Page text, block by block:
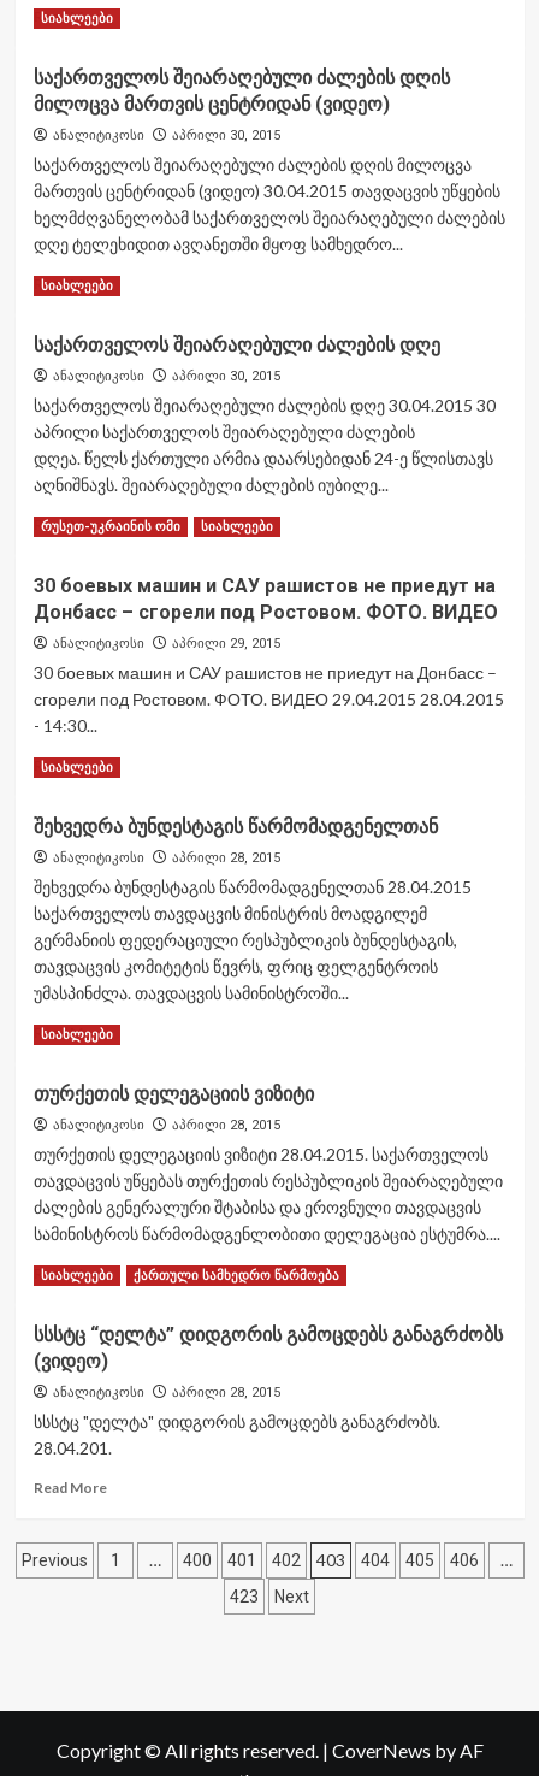
5
მობილური საზენიტო სარაკეტო
კომპლექსები
რუსეთ-უკრაინის ომი
პენტაგონმა ირანის წინააღმდეგ
თავისი „Patriot“ რაკეტების მარაგის
თითქმის ორი მესამედი გამოიყენა
24
შვეულფრნების
ჩამოსაგდებად
Read MoreRead
საქართველოს
შეიარაღებული
ძალების
სიახლეები
საქართველოს შეიარაღებული ძალების დღის
მილოცვა მართვის ცენტრიდან (ვიდეო)
ანალიტიკოსი აპრილი 30, 2015
საქართველოს შეიარაღებული ძალების დღის მილოცვა
მართვის ცენტრიდან (ვიდეო) 30.04.2015 თავდაცვის უწყების
ხელმძღვანელობამ საქართველოს შეიარაღებული ძალების
დღე ტელეხიდით ავღანეთში მყოფ სამხედრო...
Read MoreRead
საქართველოს
შეიარაღებული
ძალების
დღის
მილოცვა
მართვის
ცენტრიდან
სიახლეები
საქართველოს შეიარაღებული ძალების დღე
ანალიტიკოსი აპრილი 30, 2015
საქართველოს შეიარაღებული ძალების დღე 30.04.2015 30
აპრილი საქართველოს შეიარაღებული ძალების
დღეა. წელს ქართული არმია დაარსებიდან 24-ე წლისთავს
აღნიშნავს. შეიარაღებული ძალების იუბილე...
Read MoreRead
საქართველოს
შეიარაღებული
ძალების
რუსეთ-უკრაინის ომი სიახლეები
30 боевых машин и САУ рашистов не приедут на
Донбасс – сгорели под Ростовом. ФОТО. ВИДЕО
ანალიტიკოსი აპრილი 29, 2015
30 боевых машин и САУ рашистов не приедут на Донбасс –
сгорели под Ростовом. ФОТО. ВИДЕО 29.04.2015 28.04.2015
- 14:30...
Read MoreRead
30
боевых
машин
и
САУ
рашистов
не
приедут
Донбасс
сгорели
под
Ростовом.
ФОТО.
ВИДЕО
სიახლეები
შეხვედრა ბუნდესტაგის წარმომადგენელთან
ანალიტიკოსი აპრილი 28, 2015
შეხვედრა ბუნდესტაგის წარმომადგენელთან 28.04.2015
საქართველოს თავდაცვის მინისტრის მოადგილემ
გერმანიის ფედერაციული რესპუბლიკის ბუნდესტაგის,
თავდაცვის კომიტეტის წევრს, ფრიც ფელგენტროის
უმასპინძლა. თავდაცვის სამინისტროში...
Read MoreRead
შეხვედრა
ბუნდესტაგის
წარმომადგენელთან
სიახლეები
თურქეთის დელეგაციის ვიზიტი
ანალიტიკოსი აპრილი 28, 2015
თურქეთის დელეგაციის ვიზიტი 28.04.2015. საქართველოს
თავდაცვის უწყებას თურქეთის რესპუბლიკის შეიარაღებული
ძალების გენერალური შტაბისა და ეროვნული თავდაცვის
სამინისტროს წარმომადგენლობითი დელეგაცია ესტუმრა....
Read MoreRead
თურქეთის
დელეგაციის
ვიზიტი
სიახლეები ქართული სამხედრო წარმოება
სსსტც “დელტა” დიდგორის გამოცდებს განაგრძობს
(ვიდეო)
ანალიტიკოსი აპრილი 28, 2015
სსსტც "დელტა" დიდგორის გამოცდებს განაგრძობს.
28.04.201.
Read MoreRead
სსსტც
“დელტა”
ჩანაწერების
Previous 1 … 400 401 402 403 404 405 406 …
423 Next
Copyright © All rights reserved. | CoverNews by AF